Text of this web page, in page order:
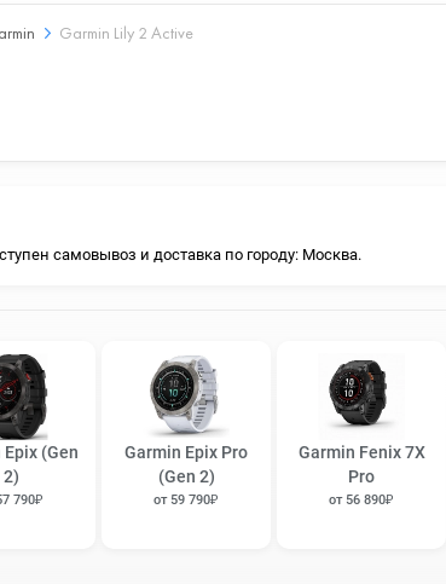
Garmin Lily 2 Active
самовывоз и доставка по городу: Москва.
(Gen
2)
790₽
Garmin Epix Pro
(Gen 2)
от 59 790₽
Garmin Fenix 7X
Pro
от 56 890₽